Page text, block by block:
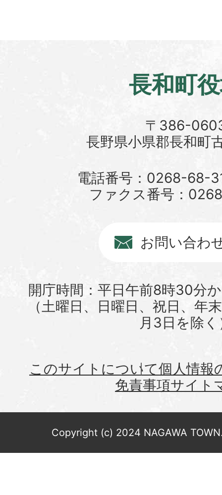
長和町
〒386-
長野県小県郡長和町
電話番号：0268-68-
ファクス番号：
お問い合わ
開庁時間：平日午前8時30分
（土曜日、日曜日、祝日、年
月3日を除く
このサイトについて個人情報
免責事項サイト
Copyright (c) 2024 NAGAWA